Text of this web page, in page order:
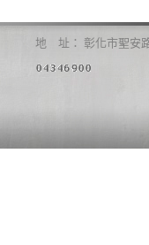
地 址： 彰化市聖安